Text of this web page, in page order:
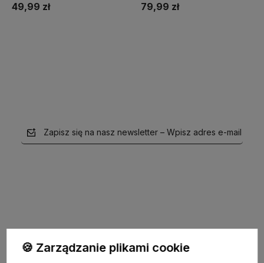
49,99 zł 79,99 zł
Zapisz się na nasz newsletter – Wpisz adres e-mail
🍪 Zarządzanie plikami cookie